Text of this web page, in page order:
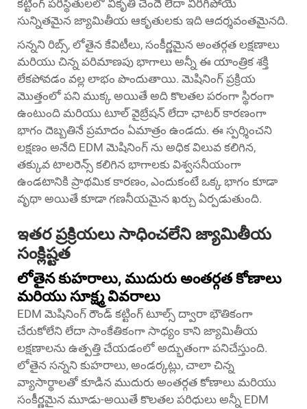
కట్టింగ్ పరిస్థితులలో వికృతి చెందే లేదా విరిగిపోయే
సున్నితమైన జ్యామితీయ ఆకృతులకు ఇది ఆదర్శవంతమైనది.
సన్నని రిబ్స్, లోతైన కేవిటీలు, సంకీర్ణమైన అంతర్గత లక్షణాలు
మరియు చిన్న పరిమాణపు భాగాలు అన్నీ ఈ యాంత్రిక శక్తి
లేకపోవడం వల్ల లాభం పొందుతాయి. మెషినింగ్ ప్రక్రియ
మొత్తంలో పని ముక్క అయితే అది కొలతల పరంగా స్థిరంగా
ఉంటుంది మరియు టూల్ వైబ్రేషన్ లేదా ఛాటర్ కారణంగా
భాగం దెబ్బతినే ప్రమాదం ఏమాత్రం ఉండదు. ఈ స్పర్శించని
లక్షణం అనేది EDM మెషినింగ్ ను అధిక విలువ కలిగిన,
తక్కువ టాలరెన్స్ కలిగిన భాగాలకు విశ్వసనీయంగా
ఉండటానికి ప్రాథమిక కారణం, ఎందుకంటే ఒక్క భాగం కూడా
వృథా అయితే కూడా గణనీయమైన ఖర్చు ఏర్పడుతుంది.
ఇతర ప్రక్రియలు సాధించలేని జ్యామితీయ
సంక్లిష్టత
లోతైన కుహరాలు, ముదురు అంతర్గత కోణాలు
మరియు సూక్ష్మ వివరాలు
EDM మెషినింగ్ రౌండ్ కట్టింగ్ టూల్స్ ద్వారా భౌతికంగా
చేరుకోలేని లేదా సాంకేతికంగా సాధ్యం కాని జ్యామితీయ
లక్షణాలను ఉత్పత్తి చేయడంలో అద్భుతంగా పనిచేస్తుంది.
లోతైన సన్నని కుహరాలు, అండర్కట్లు, చాలా చిన్న
వ్యాసార్థాలతో కూడిన ముదురు అంతర్గత కోణాలు మరియు
సంకీర్ణమైన మూడు-అయితే కొలతల పరిధులు అన్నీ EDM